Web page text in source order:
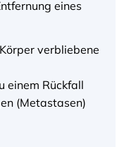
eines
verbliebene
einem Rückfall
(Metastasen)